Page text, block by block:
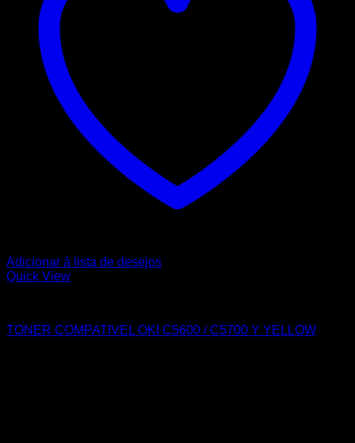
Adicionar á lista de desejos
Quick View
TONER COMPATIVEL OKI C5600 / C5700 Y YELLOW